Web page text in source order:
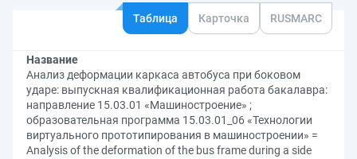
Таблица Карточка RUSMARC
Название
Анализ деформации каркаса автобуса при боковом
ударе: выпускная квалификационная работа бакалавра:
направление 15.03.01 «Машиностроение» ;
образовательная программа 15.03.01_06 «Технологии
виртуального прототипирования в машиностроении» =
Analysis of the deformation of the bus frame during a side